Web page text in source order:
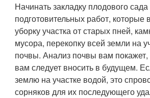
Начинать закладку плодового
подготовительных работ, которые
уборку участка от старых пней,
мусора, перекопку всей земли на
почвы. Анализ почвы вам покажет,
вам следует вносить в будущем.
землю на участке водой, это
сорняков для их последующего